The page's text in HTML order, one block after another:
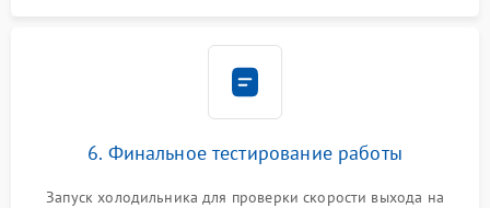
6. Финальное тестирование работы
Запуск холодильника для проверки скорости выхода на